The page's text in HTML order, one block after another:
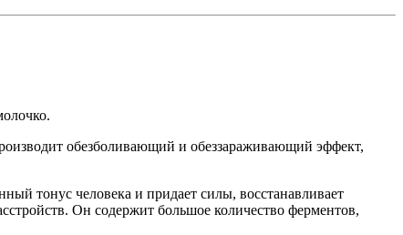
обезболивающий и обеззараживающий эффект,
тонус человека и придает силы, восстанавливает
Он содержит большое количество ферментов,